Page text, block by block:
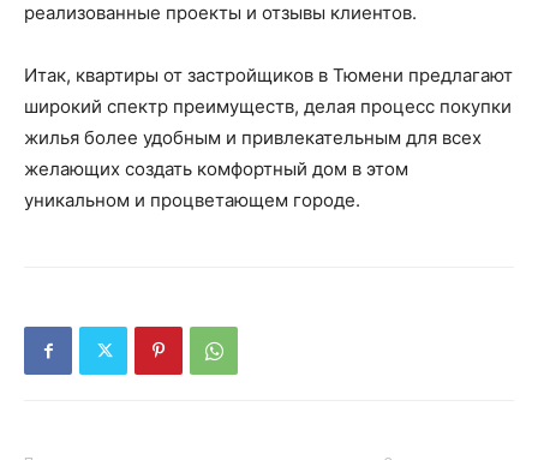
реализованные проекты и отзывы клиентов.
Итак, квартиры от застройщиков в Тюмени предлагают
широкий спектр преимуществ, делая процесс покупки
жилья более удобным и привлекательным для всех
желающих создать комфортный дом в этом
уникальном и процветающем городе.